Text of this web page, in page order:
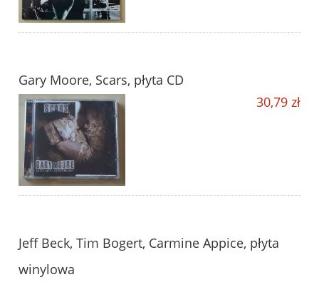
Gary Moore, Scars, płyta CD
30,79 zł
Jeff Beck, Tim Bogert, Carmine Appice, płyta
winylowa